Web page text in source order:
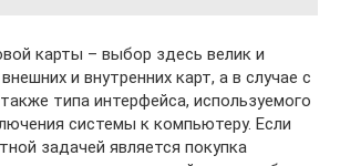
карты – выбор здесь велик и
и внутренних карт, а в случае с
типа интерфейса, используемого
системы к компьютеру. Если
задачей является покупка